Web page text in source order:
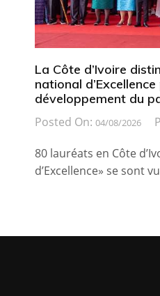
La Côte d’Ivoire
national
développement du
Posted On: 04/08/2026
80 lauréats en Côte
d’Excellence» se sont